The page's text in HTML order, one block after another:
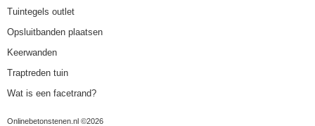
Tuintegels outlet
Opsluitbanden plaatsen
Keerwanden
Traptreden tuin
Wat is een facetrand?
Onlinebetonstenen.nl ©2026